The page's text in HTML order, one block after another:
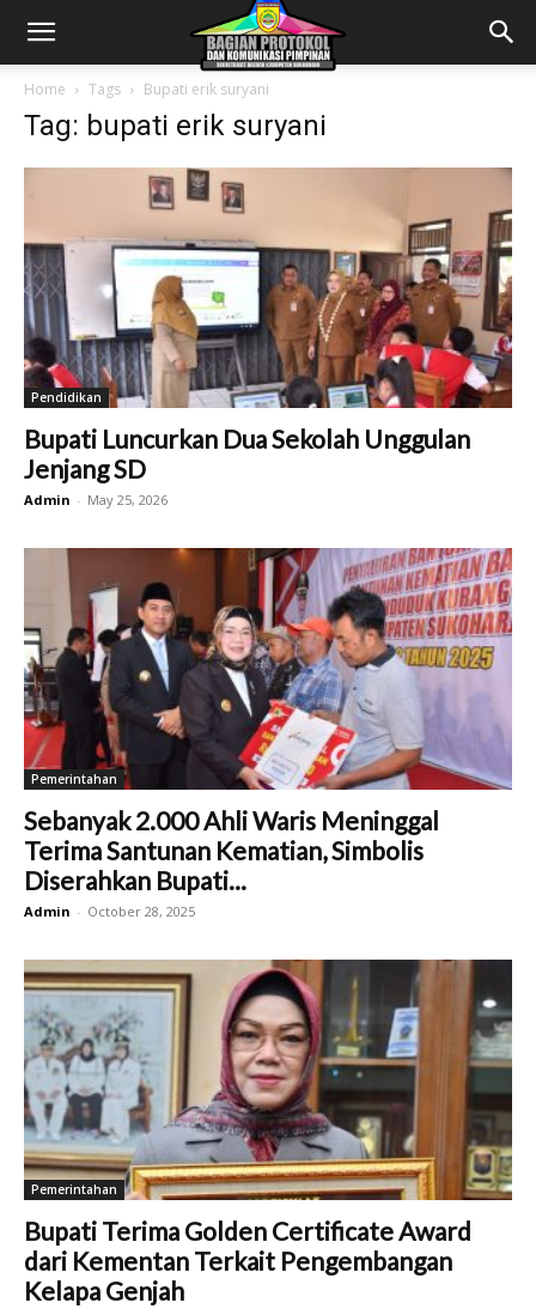
Home Tags Bupati erik suryani
Tag: bupati erik suryani
Pendidikan
Bupati Luncurkan Dua Sekolah Unggulan
Jenjang SD
Admin - May 25, 2026
Pemerintahan
Sebanyak 2.000 Ahli Waris Meninggal
Terima Santunan Kematian, Simbolis
Diserahkan Bupati...
Admin - October 28, 2025
Pemerintahan
Bupati Terima Golden Certificate Award
dari Kementan Terkait Pengembangan
Kelapa Genjah